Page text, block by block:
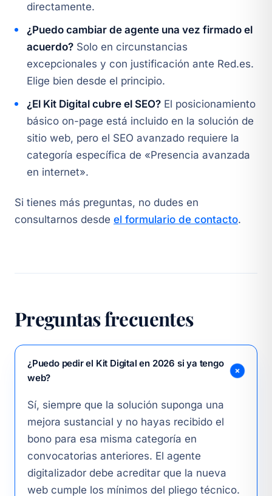
directamente.
¿Puedo cambiar de agente una vez firmado el
acuerdo? Solo en circunstancias
excepcionales y con justificación ante Red.es.
Elige bien desde el principio.
¿El Kit Digital cubre el SEO? El posicionamiento
básico on-page está incluido en la solución de
sitio web, pero el SEO avanzado requiere la
categoría específica de «Presencia avanzada
en internet».
Si tienes más preguntas, no dudes en
consultarnos desde el formulario de contacto.
Preguntas frecuentes
¿Puedo pedir el Kit Digital en 2026 si ya tengo
web?
Sí, siempre que la solución suponga una
mejora sustancial y no hayas recibido el
bono para esa misma categoría en
convocatorias anteriores. El agente
digitalizador debe acreditar que la nueva
web cumple los mínimos del pliego técnico.